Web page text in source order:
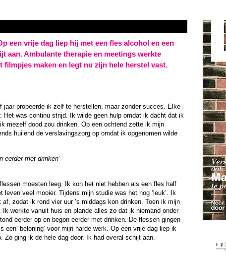
een vrije dag liep hij met een fles alcohol en een
aan. Ambulante therapie en meetings werkte
maken en legt nu zijn hele herstel vast.
probeerde ik zelf te herstellen, maar zonder succes. Elke
was continu strijd. Ik wilde geen hulp omdat ik dacht dat ik
mezelf dood zou drinken. Op een ochtend zette ik mijn
huilend de verslavingszorg op omdat ik opgenomen wilde
eerder met drinken’
moesten leeg. Ik kon het niet hebben als een fles half
veel mooier. Tijdens mijn studie was het nog ‘leuk’. Ik
zodat ik rond vier uur ’s middags kon drinken. Toen ik mijn
werkte vanuit huis en plande alles zo dat ik niemand onder
eerder op en begon eerder met drinken. De flessen gingen
‘beloning’ voor mijn harde werk. Op een vrije dag liep ik
Zo ging ik de hele dag door. Ik had overal schijt aan.